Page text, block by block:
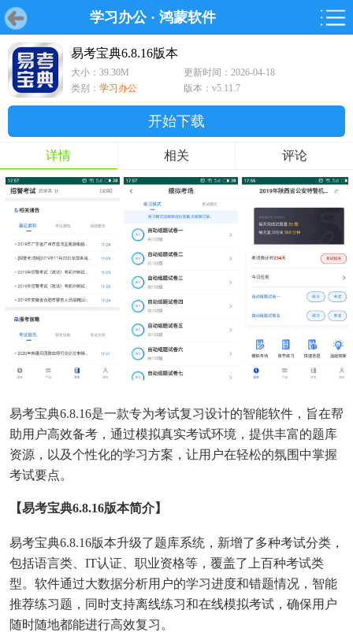
学习办公· 鸿蒙软件
首页 游戏 软件
首页 游戏 软件 鸿蒙
游戏
鸿蒙
软件
专题
易考宝典6.8.16版本
大小：39.30M
更新时间：2026-04-18
类别： 学习办公 版本：v5.11.7
开始下载
详情 相关 评论
易考宝典6.8.16是一款专为考试复习设计的智能软件，旨在帮
助用户高效备考，通过模拟真实考试环境，提供丰富的题库
资源，以及个性化的学习方案，让用户在轻松的氛围中掌握
考试要点。
【易考宝典6.8.16版本简介】
易考宝典6.8.16版本升级了题库系统，新增了多种考试分类，
包括语言类、IT认证、职业资格等，覆盖了上百种考试类
型。软件通过大数据分析用户的学习进度和错题情况，智能
推荐练习题，同时支持离线练习和在线模拟考试，确保用户
随时随地都能进行高效复习。